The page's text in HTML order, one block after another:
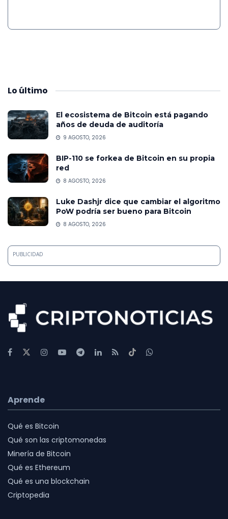
Lo último
El ecosistema de Bitcoin está pagando
años de deuda de auditoría
9 AGOSTO, 2026
BIP-110 se forkea de Bitcoin en su propia
red
8 AGOSTO, 2026
Luke Dashjr dice que cambiar el algoritmo
PoW podría ser bueno para Bitcoin
8 AGOSTO, 2026
PUBLICIDAD
Aprende
Qué es Bitcoin
Qué son las criptomonedas
Minería de Bitcoin
Qué es Ethereum
Qué es una blockchain
Criptopedia